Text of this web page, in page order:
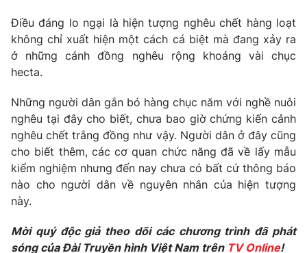
Hậu trường
Nhân vật
Giải sao mai
Giải trí
Điện ảnh
Âm nhạc
Sao
Đời sống
Làm đẹp
Chất lượng cuộc sống
Giáo dục
Tuyển sinh
Học trực tuyến
Công nghệ
Hitech Công nghệ tương lai
Sản phẩm
Tư vấn
Giao lưu trực tuyến
Điều đáng lo ngại là hiện tượng nghêu chết hàng loạt
không chỉ xuất hiện một cách cá biệt mà đang xảy ra
ở những cánh đồng nghêu rộng khoảng vài chục
hecta.
Những người dân gắn bó hàng chục năm với nghề nuôi
nghêu tại đây cho biết, chưa bao giờ chứng kiến cảnh
nghêu chết trắng đồng như vậy. Người dân ở đây cũng
cho biết thêm, các cơ quan chức năng đã về lấy mẫu
kiểm nghiệm nhưng đến nay chưa có bất cứ thông báo
nào cho người dân về nguyên nhân của hiện tượng
này.
Mời quý độc giả theo dõi các chương trình đã phát
sóng của Đài Truyền hình Việt Nam trên TV Online!